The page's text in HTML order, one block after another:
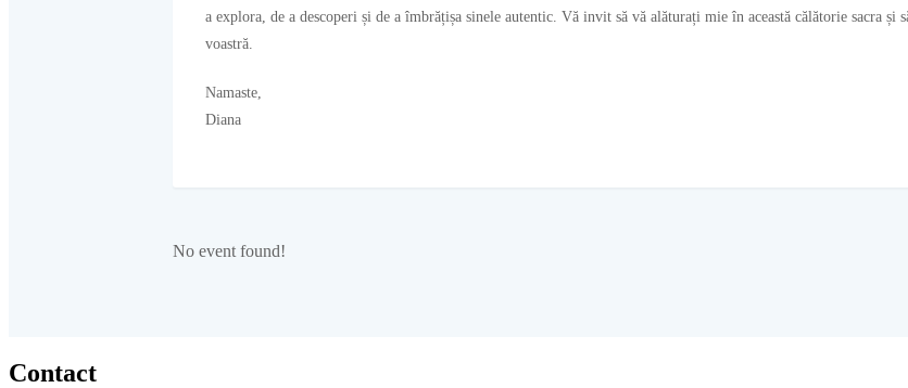
a explora, de a descoperi și de a îmbrățișa sinele autentic. Vă invit să vă alăturați mie în această călătorie sacra și
voastră.
Namaste,
Diana
No event found!
Contact